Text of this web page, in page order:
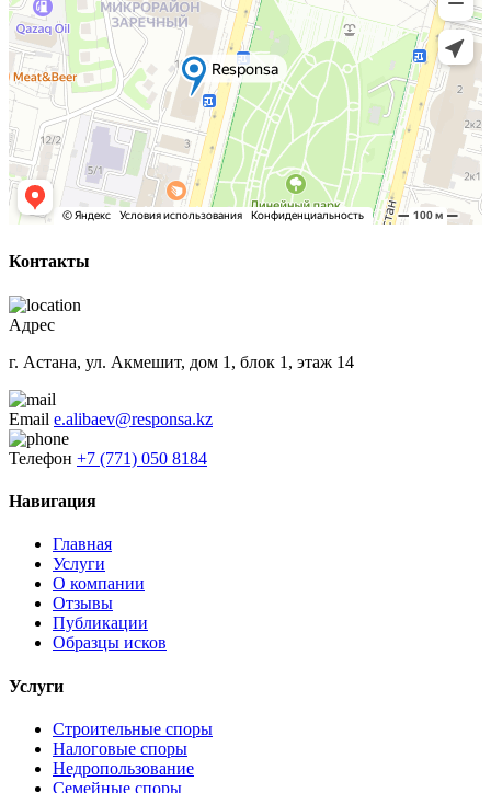
Контакты
Адрес
г. Астана, ул. Акмешит, дом 1, блок 1, этаж 14
Email e.alibaev@responsa.kz
Телефон +7 (771) 050 8184
Навигация
Главная
Услуги
О компании
Отзывы
Публикации
Образцы исков
Услуги
Строительные споры
Налоговые споры
Недропользование
Семейные споры